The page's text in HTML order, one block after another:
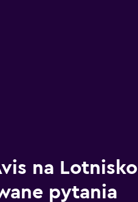
na Lotnisko
pytania